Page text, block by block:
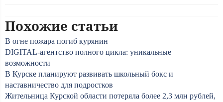
Похожие статьи
В огне пожара погиб курянин
DIGITAL-агентство полного цикла: уникальные
возможности
В Курске планируют развивать школьный бокс и
наставничество для подростков
Жительница Курской области потеряла более 2,3 млн рублей,